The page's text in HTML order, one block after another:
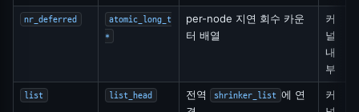
nr_deferred
atomic_long_t
*
per-node 지연 회수 카운
터 배열
커
널
내
부
list list_head 전역 shrinker_list 에 연
커